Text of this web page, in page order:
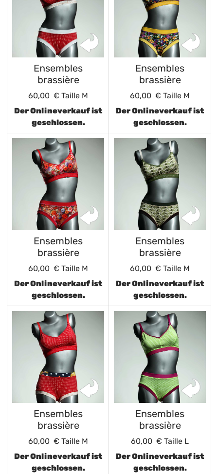
Ensembles
brassière
60,00 € Taille M
Der Onlineverkauf ist
geschlossen.
Ensembles
brassière
60,00 € Taille M
Der Onlineverkauf ist
geschlossen.
Ensembles
brassière
60,00 € Taille M
Der Onlineverkauf ist
geschlossen.
Ensembles
brassière
60,00 € Taille M
Der Onlineverkauf ist
geschlossen.
Ensembles
brassière
60,00 € Taille M
Der Onlineverkauf ist
geschlossen.
Ensembles
brassière
60,00 € Taille L
Der Onlineverkauf ist
geschlossen.